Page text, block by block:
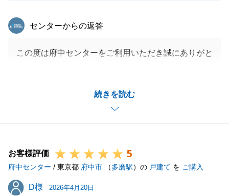
続きを読む
東急リバブル
センターからの返答
この度は府中センターをご利用いただき誠にありがと
不動産に関するお悩みがございましたらお気軽にご相
談いただければ幸いです。
お客様評価 5
府中センター / 東京都 府中市 （多磨駅）の 戸建て を ご購入
D様
D様 2026年4月20日